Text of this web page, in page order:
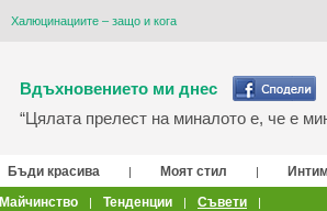
Халюцинациите – защо и кога
Вдъхновението ми днес
“Цялата прелест на миналото е, че е
Бъди красива | Моят стил |
Майчинство | Тенденции | Съвети |